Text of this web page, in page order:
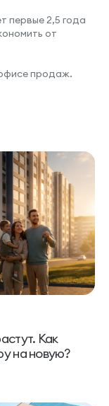
первые 2,5 года
от
продаж.
Как
на новую?